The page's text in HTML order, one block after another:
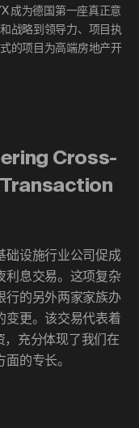
成为德国第一座真正意
战略到领导力、项目执
的项目为高端房地产开
Cross-
础设施行业公司促成
利息交易。这项复杂
行的另外两家家族办
变更。该交易代表着
，充分体现了我们在
的专长。